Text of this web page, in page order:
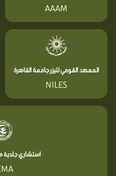
AAAM
المعهد القومي لليزر جامعة القاهرة
NILES
استشاري جلدية